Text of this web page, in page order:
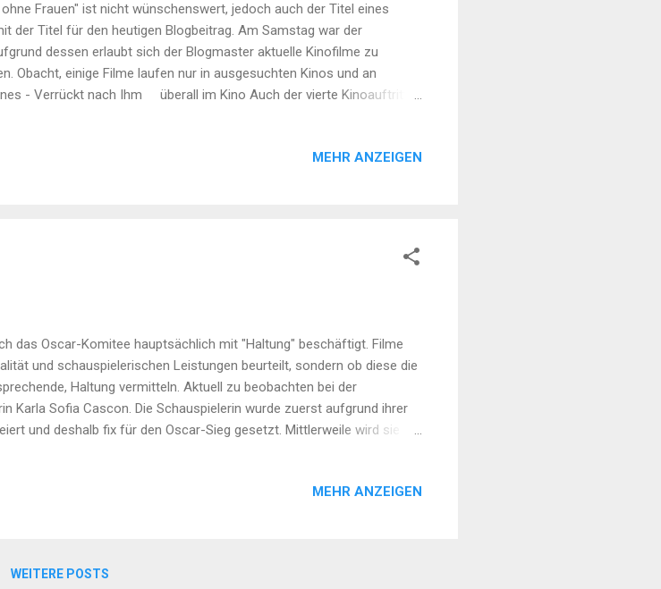
Frauen" ist nicht wünschenswert, jedoch auch der Titel eines
der Titel für den heutigen Blogbeitrag. Am Samstag war der
dessen erlaubt sich der Blogmaster aktuelle Kinofilme zu
Obacht, einige Filme laufen nur in ausgesuchten Kinos und an
- Verrückt nach Ihm überall im Kino Auch der vierte Kinoauftritt
für Feministinnen ist alles dabei. Und die (männlichen) Manager
MEHR ANZEIGEN
das Oscar-Komitee hauptsächlich mit "Haltung" beschäftigt. Filme
und schauspielerischen Leistungen beurteilt, sondern ob diese die
Haltung vermitteln. Aktuell zu beobachten bei der
Karla Sofia Cascon. Die Schauspielerin wurde zuerst aufgrund ihrer
und deshalb fix für den Oscar-Sieg gesetzt. Mittlerweile wird sie
werden in diesen Tagen für die politisch korrekte Haltung
MEHR ANZEIGEN
WEITERE POSTS